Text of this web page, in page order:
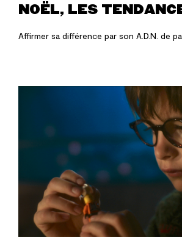
NOËL, LES
Affirmer sa différence par son A.D.N. de